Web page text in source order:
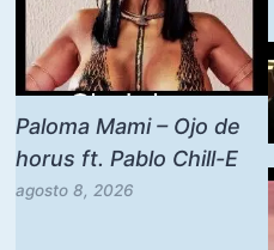
Paloma Mami – Ojo de
horus ft. Pablo Chill-E
agosto 8, 2026